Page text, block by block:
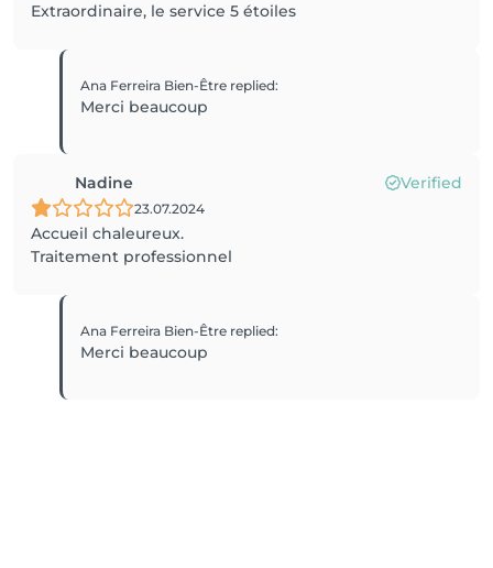
Extraordinaire, le service 5 étoiles
Ana Ferreira Bien-Être replied:
Merci beaucoup
Nadine Verified
23.07.2024
Accueil chaleureux.
Traitement professionnel
Ana Ferreira Bien-Être replied:
Merci beaucoup